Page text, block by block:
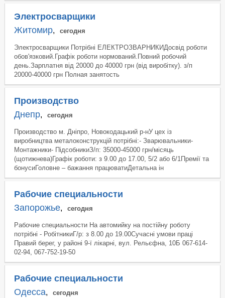
Электросварщики
Житомир, сегодня
Электросварщики Потрібні ЕЛЕКТРОЗВАРНИКИДосвід роботи
обов'язковий.Графік роботи нормований.Повний робочий
день.Зарплатня від 20000 до 40000 грн (від виробітку). з/п
20000-40000 грн Полная занятость
Производство
Днепр, сегодня
Производство м. Дніпро, Новокодацький р-нУ цех із
виробництва металоконструкцій потрібні:- Зварювальники-
Монтажники- ПідсобникиЗ/п: 35000-45000 грн/місяць
(щотижнева)Графік роботи: з 9.00 до 17.00, 5/2 або 6/1Премії та
бонусиГоловне – бажання працюватиДетальна ін
Рабочие специальности
Запорожье, сегодня
Рабочие специальности На автомийку на постійну роботу
потрібні - РобітникиГ/р: з 8.00 до 19.00Сучасні умови праці
Правий берег, у районі 9-ї лікарні, вул. Рельєфна, 10Б 067-614-
02-94, 067-752-19-50
Рабочие специальности
Одесса, сегодня